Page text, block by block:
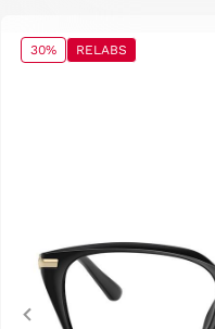
30% RELABS
Previous